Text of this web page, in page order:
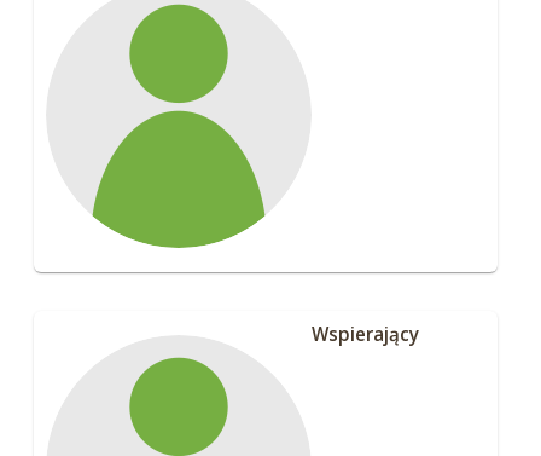
Wspierający